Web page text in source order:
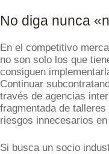
No diga nunca
En el competitivo
no son solo los que
consiguen
Continuar
través de agencias
fragmentada de
riesgos innecesarios
Si busca un socio